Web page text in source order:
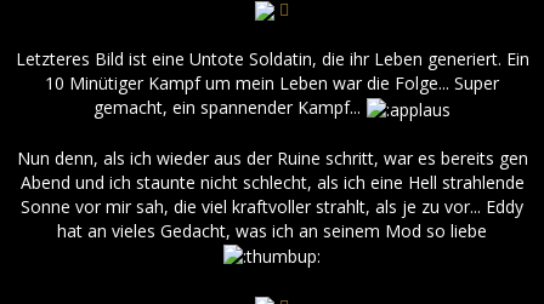
Letzteres Bild ist eine Untote Soldatin, die ihr Leben generiert. Ein
10 Minütiger Kampf um mein Leben war die Folge... Super
gemacht, ein spannender Kampf...
Nun denn, als ich wieder aus der Ruine schritt, war es bereits gen
Abend und ich staunte nicht schlecht, als ich eine Hell strahlende
Sonne vor mir sah, die viel kraftvoller strahlt, als je zu vor... Eddy
hat an vieles Gedacht, was ich an seinem Mod so liebe